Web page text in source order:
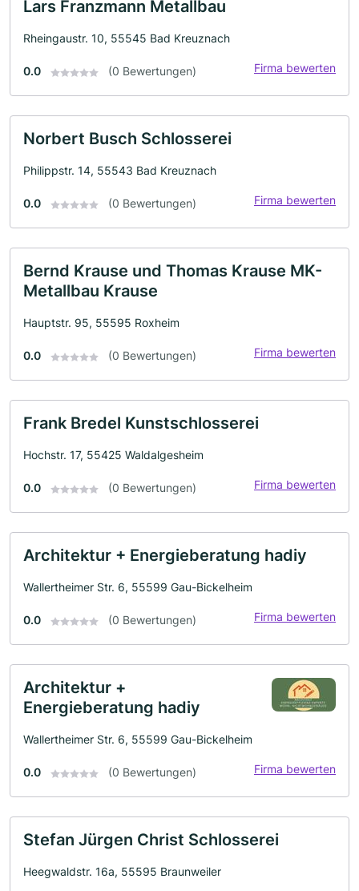
Lars Franzmann Metallbau
Rheingaustr. 10, 55545 Bad Kreuznach
0.0 (0 Bewertungen) Firma bewerten
Norbert Busch Schlosserei
Philippstr. 14, 55543 Bad Kreuznach
0.0 (0 Bewertungen) Firma bewerten
Bernd Krause und Thomas Krause MK-
Metallbau Krause
Hauptstr. 95, 55595 Roxheim
0.0 (0 Bewertungen) Firma bewerten
Frank Bredel Kunstschlosserei
Hochstr. 17, 55425 Waldalgesheim
0.0 (0 Bewertungen) Firma bewerten
Architektur + Energieberatung hadiy
Wallertheimer Str. 6, 55599 Gau-Bickelheim
0.0 (0 Bewertungen) Firma bewerten
Architektur +
Energieberatung hadiy
Wallertheimer Str. 6, 55599 Gau-Bickelheim
0.0 (0 Bewertungen) Firma bewerten
Stefan Jürgen Christ Schlosserei
Heegwaldstr. 16a, 55595 Braunweiler